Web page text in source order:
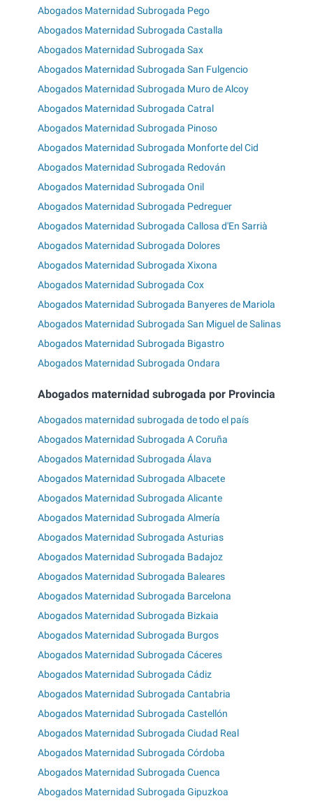
Abogados Maternidad Subrogada Pego
Abogados Maternidad Subrogada Castalla
Abogados Maternidad Subrogada Sax
Abogados Maternidad Subrogada San Fulgencio
Abogados Maternidad Subrogada Muro de Alcoy
Abogados Maternidad Subrogada Catral
Abogados Maternidad Subrogada Pinoso
Abogados Maternidad Subrogada Monforte del Cid
Abogados Maternidad Subrogada Redován
Abogados Maternidad Subrogada Onil
Abogados Maternidad Subrogada Pedreguer
Abogados Maternidad Subrogada Callosa d'En Sarrià
Abogados Maternidad Subrogada Dolores
Abogados Maternidad Subrogada Xixona
Abogados Maternidad Subrogada Cox
Abogados Maternidad Subrogada Banyeres de Mariola
Abogados Maternidad Subrogada San Miguel de Salinas
Abogados Maternidad Subrogada Bigastro
Abogados Maternidad Subrogada Ondara
Abogados maternidad subrogada por Provincia
Abogados maternidad subrogada de todo el país
Abogados Maternidad Subrogada A Coruña
Abogados Maternidad Subrogada Álava
Abogados Maternidad Subrogada Albacete
Abogados Maternidad Subrogada Alicante
Abogados Maternidad Subrogada Almería
Abogados Maternidad Subrogada Asturias
Abogados Maternidad Subrogada Badajoz
Abogados Maternidad Subrogada Baleares
Abogados Maternidad Subrogada Barcelona
Abogados Maternidad Subrogada Bizkaia
Abogados Maternidad Subrogada Burgos
Abogados Maternidad Subrogada Cáceres
Abogados Maternidad Subrogada Cádiz
Abogados Maternidad Subrogada Cantabria
Abogados Maternidad Subrogada Castellón
Abogados Maternidad Subrogada Ciudad Real
Abogados Maternidad Subrogada Córdoba
Abogados Maternidad Subrogada Cuenca
Abogados Maternidad Subrogada Gipuzkoa